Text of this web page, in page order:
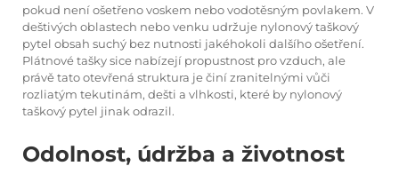
pokud není ošetřeno voskem nebo vodotěsným povlakem. V
deštivých oblastech nebo venku udržuje nylonový taškový
pytel obsah suchý bez nutnosti jakéhokoli dalšího ošetření.
Plátnové tašky sice nabízejí propustnost pro vzduch, ale
právě tato otevřená struktura je činí zranitelnými vůči
rozliatým tekutinám, dešti a vlhkosti, které by nylonový
taškový pytel jinak odrazil.
Odolnost, údržba a životnost